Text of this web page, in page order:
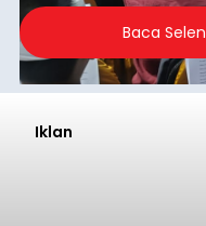
2026.
Baca
Iklan